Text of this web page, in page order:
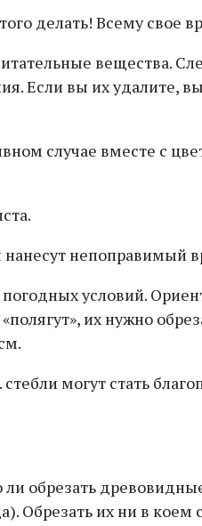
делать! Всему свое
вещества.
Если вы их удалите,
случае вместе с
нанесут непоправимый
условий.
их нужно
могут стать
обрезать
Обрезать их ни в коем